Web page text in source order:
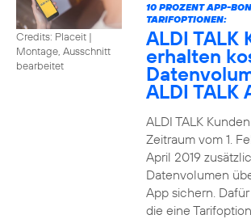
Credits: Placeit |
Montage, Ausschnitt
bearbeitet
10 PROZENT APP-
TARIFOPTIONEN:
ALDI TALK
erhalten
ALDI TALK
ALDI TALK
Zeitraum vom 1.
April 2019
Datenvolumen
App sichern.
die eine